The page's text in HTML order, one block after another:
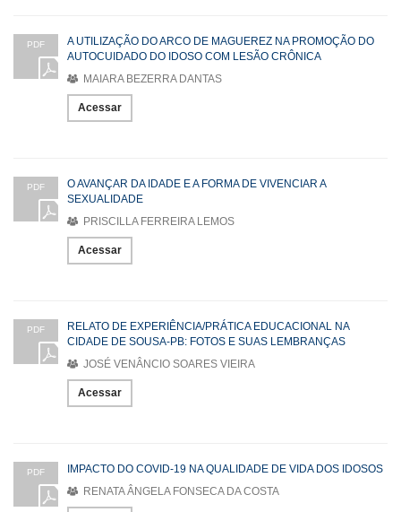
PDF
A UTILIZAÇÃO DO ARCO DE MAGUEREZ NA PROMOÇÃO DO
AUTOCUIDADO DO IDOSO COM LESÃO CRÔNICA
MAIARA BEZERRA DANTAS
Acessar
PDF
O AVANÇAR DA IDADE E A FORMA DE VIVENCIAR A
SEXUALIDADE
PRISCILLA FERREIRA LEMOS
Acessar
PDF
RELATO DE EXPERIÊNCIA/PRÁTICA EDUCACIONAL NA
CIDADE DE SOUSA-PB: FOTOS E SUAS LEMBRANÇAS
JOSÉ VENÂNCIO SOARES VIEIRA
Acessar
PDF
IMPACTO DO COVID-19 NA QUALIDADE DE VIDA DOS IDOSOS
RENATA ÂNGELA FONSECA DA COSTA